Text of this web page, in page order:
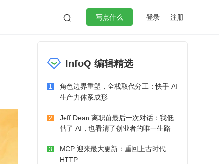
 写点什么 登录 注册
作
微服务架构 flutter
InfoQ 编辑精选
1
角色边界重塑，全栈取代分工：快手 AI
生产力体系成形
2
Jeff Dean 离职前最后一次对话：我低
估了 AI，也看清了创业者的唯一生路
3
MCP 迎来最大更新：重回上古时代
HTTP